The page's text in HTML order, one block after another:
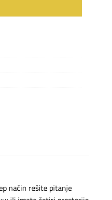
način rešite pitanje